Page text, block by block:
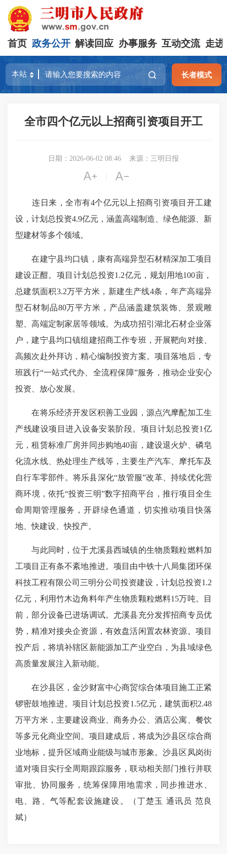
首页 政务公开 解读回应 办事服务 互动交流 走进
长者模式
全市四个亿元以上招商引资项目开工
日期：2026-06-02 08:46 来源：三明日报
 
连日来，全市有4个亿元以上招商引资项目开工建
设，计划总投资4.9亿元，涵盖高端制造、绿色能源、新
型建材等多个领域。
在建宁县均口镇，康有高端异型石材精深加工项目
建设正酣。项目计划总投资1.2亿元，规划用地100亩，
总建筑面积3.2万平方米，新建生产线4条，年产高端异
型石材制品80万平方米，产品涵盖建筑装饰、景观雕
塑、高端定制家居等领域。为成功招引湖北石材企业落
户，建宁县均口镇组建招商工作专班，开展靶向对接、
高频次赴外拜访，精心编制投资方案。项目落地后，专
班践行“一站式代办、全流程保障”服务，推动企业安心
投资、放心发展。
在将乐经济开发区积善工业园， 源点汽摩配加工生
产线建设项目进入设备安装阶段。项目计划总投资1亿
元，租赁标准厂房并同步购地40亩，建设退火炉、磷皂
化流水线、热处理生产线等，主要生产汽车、摩托车及
自行车零部件。将乐县深化“放管服”改革、持续优化营
商环境，依托“投资三明”数字招商平台，推行项目全生
命周期管理服务，开辟绿色通道，切实推动项目快落
地、快建设、快投产。
与此同时，位于尤溪县西城镇的生物质颗粒燃料加
工项目正有条不紊地推进。项目由中铁十八局集团环保
科技工程有限公司三明分公司投资建设，计划总投资1.2
亿元，利用竹木边角料年产生物质颗粒燃料15万吨。目
前，部分设备已进场调试。尤溪县充分发挥招商专员优
势，精准对接央企资源，有效盘活闲置农林资源。项目
投产后，将填补辖区新能源加工产业空白，为县域绿色
高质量发展注入新动能。
在沙县区，金沙财富中心商贸综合体项目施工正紧
锣密鼓地推进。项目计划总投资1.5亿元，建筑面积2.48
万平方米，主要建设商业、商务办公、酒店公寓、餐饮
等多元化商业空间。项目建成后，将成为沙县区综合商
业地标，提升区域商业能级与城市形象。沙县区凤岗街
道对项目实行全周期跟踪服务，联动相关部门推行并联
审批、协同服务，统筹保障用地需求，同步推进水、
电、路、气等配套设施建设。（丁楚玉 通讯员 范良
斌）